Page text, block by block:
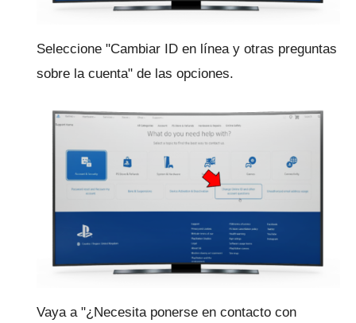
Seleccione "Cambiar ID en línea y otras preguntas
sobre la cuenta" de las opciones.
Vaya a "¿Necesita ponerse en contacto con